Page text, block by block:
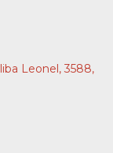
Leonel, 3588,